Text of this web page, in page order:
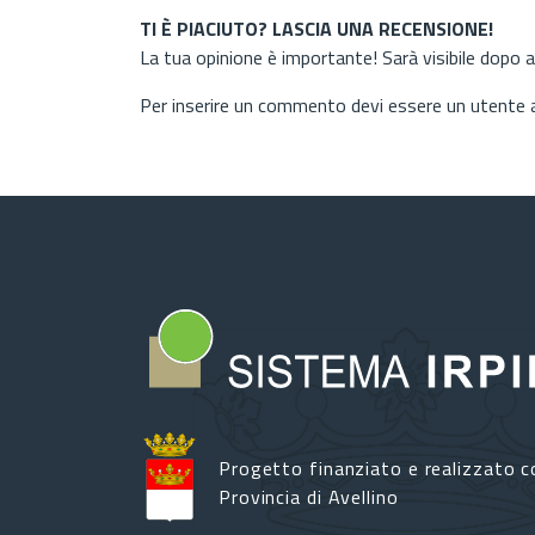
TI È PIACIUTO? LASCIA UNA RECENSIONE!
La tua opinione è importante! Sarà visibile dopo
Per inserire un commento devi essere un
Progetto finanziato e realizzato
Provincia di Avellino